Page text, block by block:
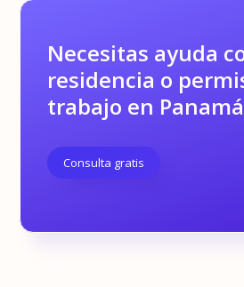
Necesitas ayuda
residencia o
trabajo en
Consulta gratis